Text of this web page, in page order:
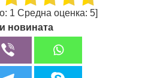
1 Средна оценка: 5]
новината